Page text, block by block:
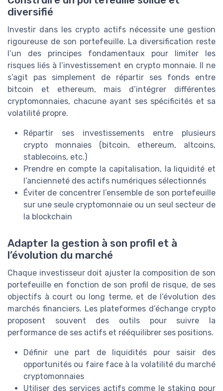
diversifié
Investir dans les crypto actifs nécessite une gestion
rigoureuse de son portefeuille. La diversification reste
l’un des principes fondamentaux pour limiter les
risques liés à l’investissement en crypto monnaie. Il ne
s’agit pas simplement de répartir ses fonds entre
bitcoin et ethereum, mais d’intégrer différentes
cryptomonnaies, chacune ayant ses spécificités et sa
volatilité propre.
Répartir ses investissements entre plusieurs
crypto monnaies (bitcoin, ethereum, altcoins,
stablecoins, etc.)
Prendre en compte la capitalisation, la liquidité et
l’ancienneté des actifs numériques sélectionnés
Éviter de concentrer l’ensemble de son portefeuille
sur une seule cryptomonnaie ou un seul secteur de
la blockchain
Adapter la gestion à son profil et à
l’évolution du marché
Chaque investisseur doit ajuster la composition de son
portefeuille en fonction de son profil de risque, de ses
objectifs à court ou long terme, et de l’évolution des
marchés financiers. Les plateformes d’échange crypto
proposent souvent des outils pour suivre la
performance de ses actifs et rééquilibrer ses positions.
Définir une part de liquidités pour saisir des
opportunités ou faire face à la volatilité du marché
cryptomonnaies
Utiliser des services actifs comme le staking pour